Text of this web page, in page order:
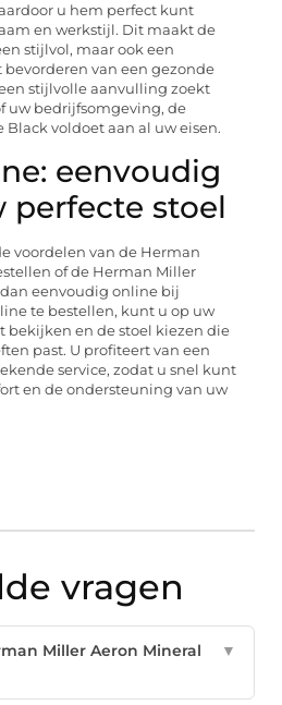
u hem perfect kunt
en werkstijl. Dit maakt de
stijlvol, maar ook een
bevorderen van een gezonde
stijlvolle aanvulling zoekt
uw bedrijfsomgeving, de
voldoet aan al uw eisen.
eenvoudig
perfecte stoel
voordelen van de Herman
of de Herman Miller
eenvoudig online bij
te bestellen, kunt u op uw
bekijken en de stoel kiezen die
past. U profiteert van een
service, zodat u snel kunt
en de ondersteuning van uw
vragen
Miller Aeron Mineral
▼